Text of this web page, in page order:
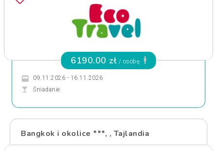
6190.00 zł / osobę
09.11.2026 - 16.11.2026
Śniadanie
Bangkok i okolice ***, , Tajlandia